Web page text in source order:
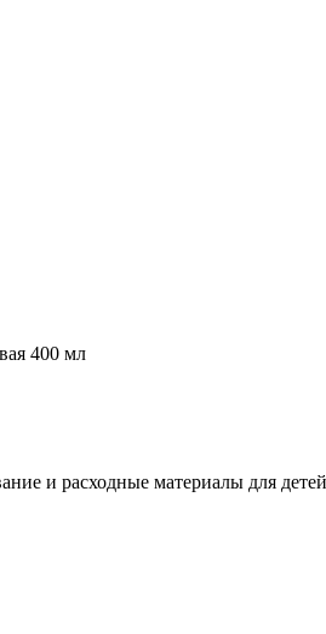
400 мл
и расходные материалы для